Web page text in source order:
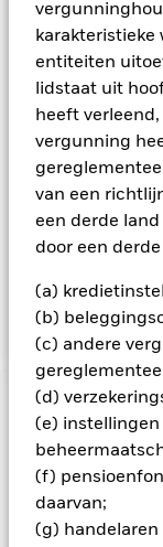
karakteristieke
entiteiten
lidstaat uit
heeft
vergunning
van een
een derde
door een
(a)
(b)
(c) andere
(d)
(e) instellingen
(f)
daarvan;
(g)
de bedrijven op
kansen in
op basis van hun
en governance
hanteert een
selecteert (vanuit
activiteitensector
sluiten). Meer
waarin het Fonds
geanalyseerd
voldoen aan de
Circulaire
BELANGRIJKE
het rendement
zijn niet
oorspronkelijke
Aandelen in
volumes